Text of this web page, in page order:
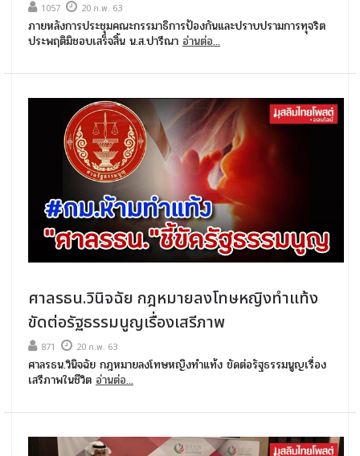
1057 20 ก.พ. 63
ภายหลังการประชุมคณะกรรมาธิการป้องกันและปราบปรามการทุจริต
ประพฤติมิชอบเสร็จสิ้น น.ส.ปารีณา อ่านต่อ...
ศาลรธน.วินิจฉัย กฎหมายลงโทษหญิงทำแท้ง
ขัดต่อรัฐธรรมนูญเรื่องเสรีภาพ
871 20 ก.พ. 63
ศาลรธน.วินิจฉัย กฎหมายลงโทษหญิงทำแท้ง ขัดต่อรัฐธรรมนูญเรื่อง
เสรีภาพในชีวิต อ่านต่อ...